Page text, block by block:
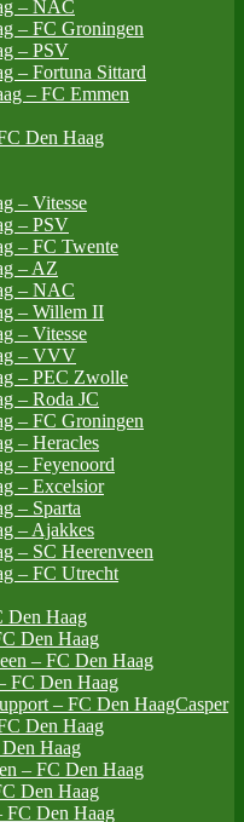
– NAC
– FC Groningen
– PSV
– Fortuna Sittard
– FC Emmen
Den Haag
– Vitesse
– PSV
– FC Twente
– AZ
– NAC
– Willem II
– Vitesse
– VVV
– PEC Zwolle
– Roda JC
– FC Groningen
– Heracles
– Feyenoord
– Excelsior
– Sparta
– Ajakkes
– SC Heerenveen
– FC Utrecht
Den Haag
Den Haag
– FC Den Haag
FC Den Haag
– FC Den HaagCasper
Den Haag
Haag
– FC Den Haag
Den Haag
FC Den Haag